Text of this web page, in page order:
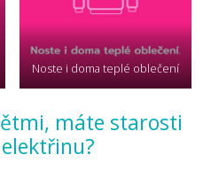
Noste i doma teplé oblečení
máte starosti